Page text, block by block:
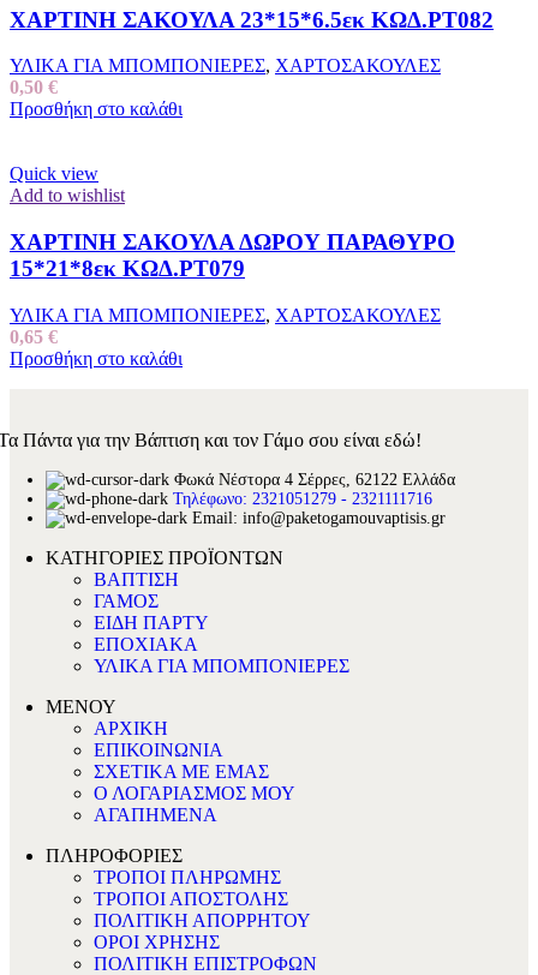
ΧΑΡΤΙΝΗ ΣΑΚΟΥΛΑ 23*15*6.5εκ ΚΩΔ.ΡΤ082
ΥΛΙΚΑ ΓΙΑ ΜΠΟΜΠΟΝΙΕΡΕΣ, ΧΑΡΤΟΣΑΚΟΥΛΕΣ
0,50 €
Προσθήκη στο καλάθι
Quick view
Add to wishlist
ΧΑΡΤΙΝΗ ΣΑΚΟΥΛΑ ΔΩΡΟΥ ΠΑΡΑΘΥΡΟ
15*21*8εκ ΚΩΔ.ΡΤ079
ΥΛΙΚΑ ΓΙΑ ΜΠΟΜΠΟΝΙΕΡΕΣ, ΧΑΡΤΟΣΑΚΟΥΛΕΣ
0,65 €
Προσθήκη στο καλάθι
Πάντα για την Βάπτιση και τον Γάμο σου είναι εδώ!
Φωκά Νέστορα 4 Σέρρες, 62122 Ελλάδα
Τηλέφωνο: 2321051279 - 2321111716
Email: info@paketogamouvaptisis.gr
ΚΑΤΗΓΟΡΙΕΣ ΠΡΟΪΟΝΤΩΝ
ΒΑΠΤΙΣΗ
ΓΑΜΟΣ
ΕΙΔΗ ΠΑΡΤΥ
ΕΠΟΧΙΑΚΑ
ΥΛΙΚΑ ΓΙΑ ΜΠΟΜΠΟΝΙΕΡΕΣ
ΜΕΝΟΥ
ΑΡΧΙΚΗ
ΕΠΙΚΟΙΝΩΝΙΑ
ΣΧΕΤΙΚΑ ΜΕ ΕΜΑΣ
Ο ΛΟΓΑΡΙΑΣΜΟΣ ΜΟΥ
ΑΓΑΠΗΜΕΝΑ
ΠΛΗΡΟΦΟΡΙΕΣ
ΤΡΟΠΟΙ ΠΛΗΡΩΜΗΣ
ΤΡΟΠΟΙ ΑΠΟΣΤΟΛΗΣ
ΠΟΛΙΤΙΚΗ ΑΠΟΡΡΗΤΟΥ
ΟΡΟΙ ΧΡΗΣΗΣ
ΠΟΛΙΤΙΚΗ ΕΠΙΣΤΡΟΦΩΝ